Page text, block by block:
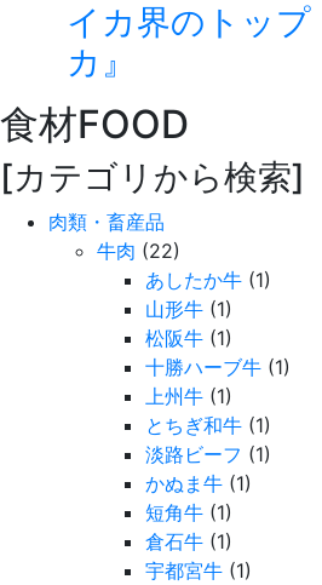
イカ界のトップ
カ』
食材FOOD
[カテゴリから検索]
肉類・畜産品
牛肉 (22)
あしたか牛 (1)
山形牛 (1)
松阪牛 (1)
十勝ハーブ牛 (1)
上州牛 (1)
とちぎ和牛 (1)
淡路ビーフ (1)
かぬま牛 (1)
短角牛 (1)
倉石牛 (1)
宇都宮牛 (1)